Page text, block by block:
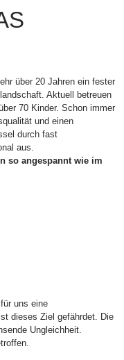
über 20 Jahren ein fester
Aktuell betreuen
70 Kinder. Schon immer
und einen
durch fast
aus.
so angespannt wie im
uns eine
dieses Ziel gefährdet. Die
Ungleichheit.